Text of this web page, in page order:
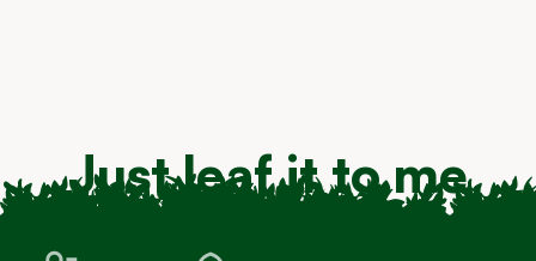
Da wir den gesamten Anbauprozess selbst verwalten, gibt es
keine externen Lieferanten und Händler, die den Preis in die
Höhe treiben. So erhalten Sie bei uns immer das beste Preis-
Just leaf it to me